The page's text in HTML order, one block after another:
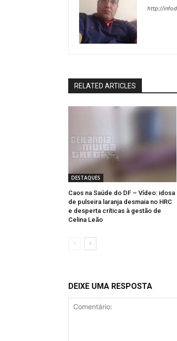
http://
RELATED ARTICLES
DESTAQUES
Caos na Saúde do DF – Vídeo: idosa
de pulseira laranja desmaia no HRC
e desperta críticas à gestão de
Celina Leão
DEIXE UMA RESPOSTA